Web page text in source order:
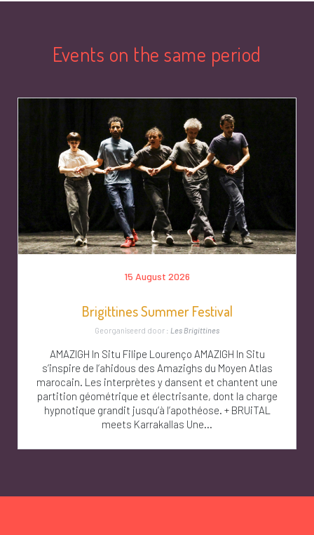
Events on the same period
15 August 2026
Brigittines Summer Festival
Georganiseerd door : Les Brigittines
AMAZIGH In Situ Filipe Lourenço AMAZIGH In Situ
s’inspire de l’ahidous des Amazighs du Moyen Atlas
marocain. Les interprètes y dansent et chantent une
partition géométrique et électrisante, dont la charge
hypnotique grandit jusqu’à l’apothéose. + BRUiTAL
meets Karrakallas Une...